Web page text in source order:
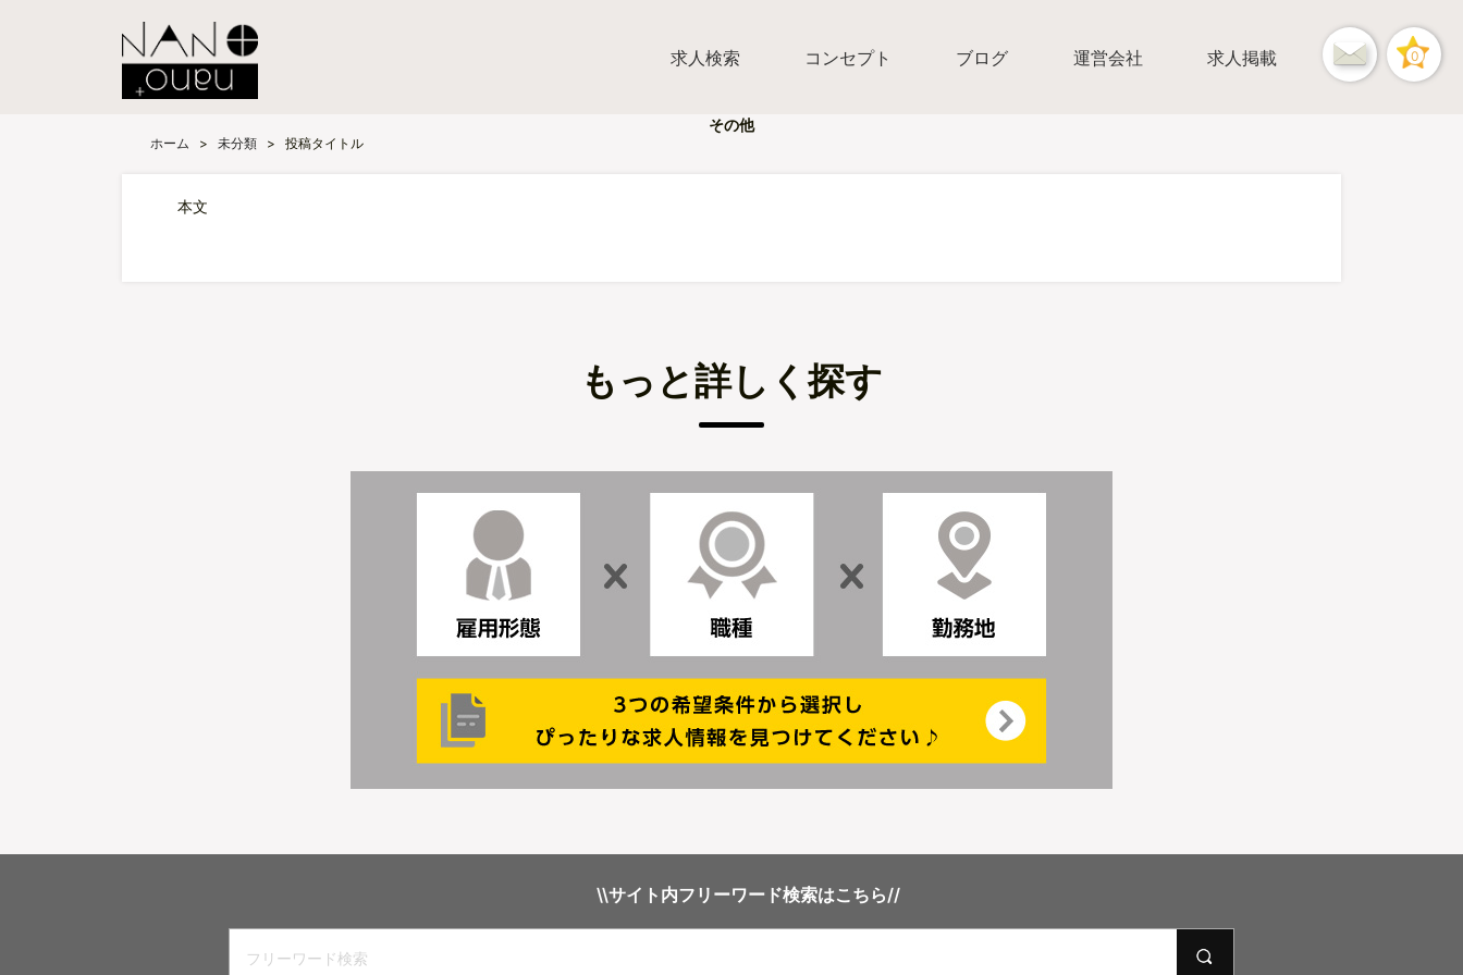
求人検索 コンセプト ブログ 運営会社 求人掲載 0
その他
ホーム > 未分類 > 投稿タイトル
本文
もっと詳しく探す
\\サイト内フリーワード検索はこちら//